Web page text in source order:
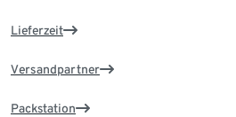
Lieferzeit
Versandpartner
Packstation